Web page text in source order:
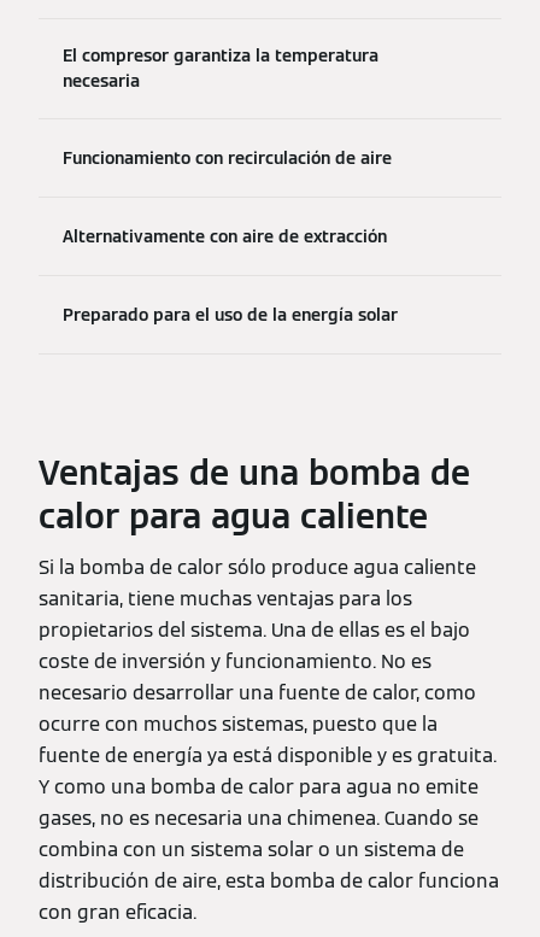
El compresor garantiza la temperatura
necesaria
Funcionamiento con recirculación de aire
Alternativamente con aire de extracción
Preparado para el uso de la energía solar
Ventajas de una bomba de
calor para agua caliente
Si la bomba de calor sólo produce agua caliente
sanitaria, tiene muchas ventajas para los
propietarios del sistema. Una de ellas es el bajo
coste de inversión y funcionamiento. No es
necesario desarrollar una fuente de calor, como
ocurre con muchos sistemas, puesto que la
fuente de energía ya está disponible y es gratuita.
Y como una bomba de calor para agua no emite
gases, no es necesaria una chimenea. Cuando se
combina con un sistema solar o un sistema de
distribución de aire, esta bomba de calor funciona
con gran eficacia.